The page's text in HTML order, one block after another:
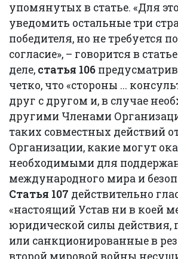
упомянутых в статье. «Для
уведомить остальные три
победителя, но не требуется
согласие», – говорится в
деле, статья 106
четко, что «стороны ...
друг с другом и, в случае
другими Членами
таких совместных действий
Организации, какие могут
необходимыми для
международного мира и
Статья 107 действительно
«настоящий Устав ни в коей
юридической силы действия,
или санкционированные в